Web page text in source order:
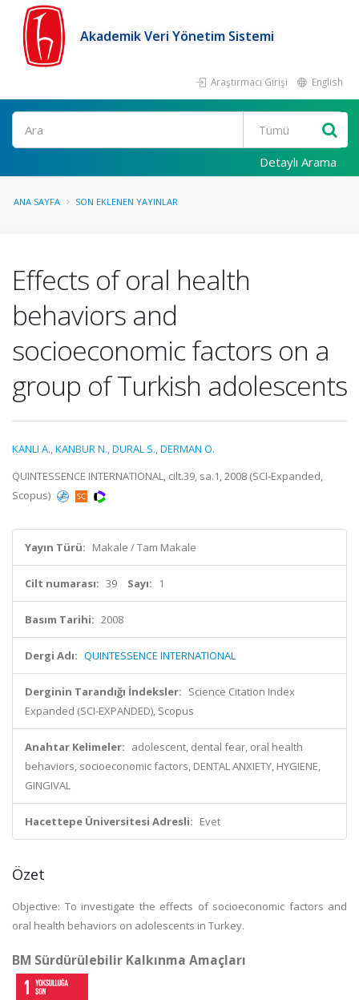
Akademik Veri Yönetim Sistemi
Araştırmacı Girişi English
Ara
Detaylı Arama
ANA SAYFA SON EKLENEN YAYINLAR
Effects of oral health
behaviors and
socioeconomic factors on a
group of Turkish adolescents
KANLI A.,KANBUR N.,DURAL S.,DERMAN O.
QUINTESSENCE INTERNATIONAL, cilt.39, sa.1, 2008 (SCI-Expanded,
Scopus)
Yayın Türü: Makale / Tam Makale
Cilt numarası: 39 Sayı: 1
Basım Tarihi: 2008
Dergi Adı: QUINTESSENCE INTERNATIONAL
Derginin Tarandığı İndeksler: Science Citation Index
Expanded (SCI-EXPANDED), Scopus
Anahtar Kelimeler: adolescent, dental fear, oral health
behaviors, socioeconomic factors, DENTAL ANXIETY, HYGIENE,
GINGIVAL
Hacettepe Üniversitesi Adresli: Evet
Özet
Objective: To investigate the effects of socioeconomic factors and
oral health behaviors on adolescents in Turkey.
BM Sürdürülebilir Kalkınma Amaçları